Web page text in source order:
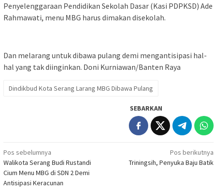
Penyelenggaraan Pendidikan Sekolah Dasar (Kasi PDPKSD) Ade
Rahmawati, menu MBG harus dimakan disekolah.
Dan melarang untuk dibawa pulang demi mengantisipasi hal-
hal yang tak diinginkan. Doni Kurniawan/Banten Raya
Dindikbud Kota Serang Larang MBG Dibawa Pulang
SEBARKAN
Navigasi
pos
Pos sebelumnya
Walikota Serang Budi Rustandi
Cium Menu MBG di SDN 2 Demi
Antisipasi Keracunan
Pos berikutnya
Triningsih, Penyuka Baju Batik